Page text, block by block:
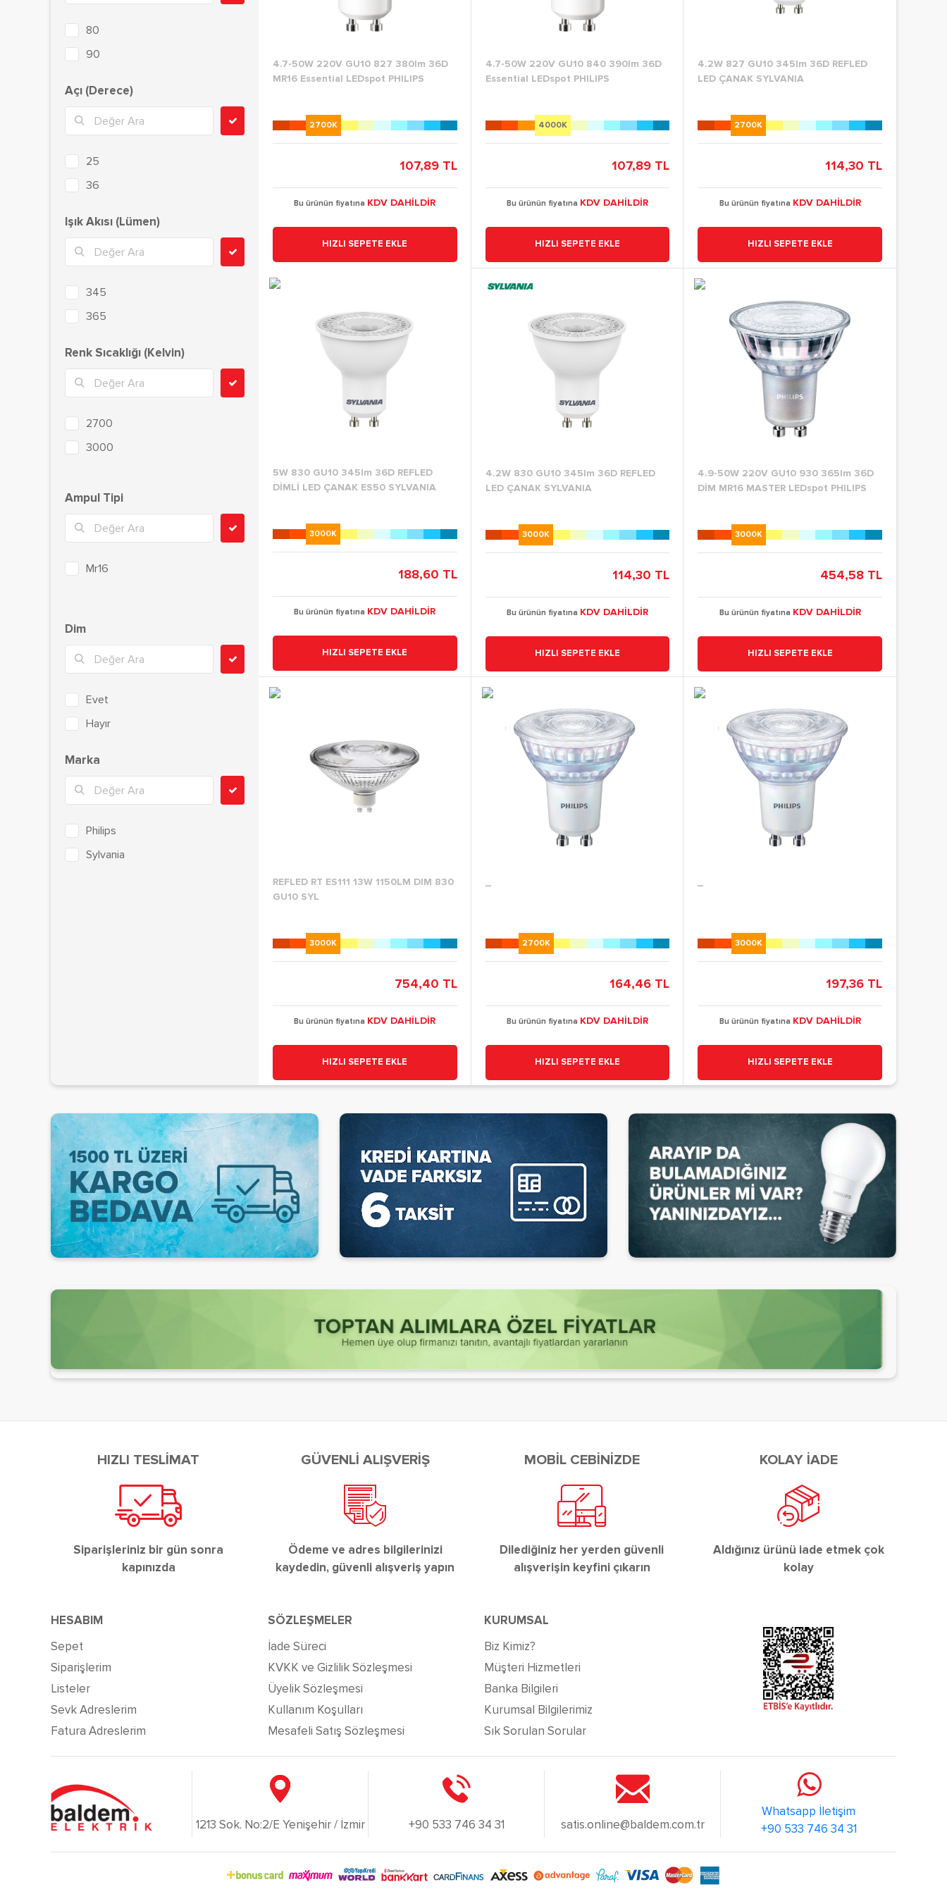
80
90
Açı (Derece)
25
36
Işık Akısı (Lümen)
345
365
1150
Renk Sıcaklığı (Kelvin)
2700
3000
Ampul Tipi
Mr16
Dim
Evet
Hayır
Marka
Philips
Sylvania
4.7-50W 220V GU10 827 380lm 36D
MR16 Essential LEDspot PHILIPS
2700K
107,89 TL
Bu ürünün fiyatına KDV DAHİLDİR
HIZLI SEPETE EKLE
4.7-50W 220V GU10 840 390lm 36D
Essential LEDspot PHILIPS
4000K
107,89 TL
Bu ürünün fiyatına KDV DAHİLDİR
HIZLI SEPETE EKLE
4.2W 827 GU10 345lm 36D REFLED
LED ÇANAK SYLVANIA
2700K
114,30 TL
Bu ürünün fiyatına KDV DAHİLDİR
HIZLI SEPETE EKLE
5W 830 GU10 345lm 36D REFLED
DİMLİ LED ÇANAK ES50 SYLVANIA
3000K
188,60 TL
Bu ürünün fiyatına KDV DAHİLDİR
HIZLI SEPETE EKLE
4.2W 830 GU10 345lm 36D REFLED
LED ÇANAK SYLVANIA
3000K
114,30 TL
Bu ürünün fiyatına KDV DAHİLDİR
HIZLI SEPETE EKLE
4.9-50W 220V GU10 930 365lm 36D
DİM MR16 MASTER LEDspot PHILIPS
3000K
454,58 TL
Bu ürünün fiyatına KDV DAHİLDİR
HIZLI SEPETE EKLE
REFLED RT ES111 13W 1150LM DIM 830
GU10 SYL
3000K
754,40 TL
Bu ürünün fiyatına KDV DAHİLDİR
HIZLI SEPETE EKLE
2700K
164,46 TL
Bu ürünün fiyatına KDV DAHİLDİR
HIZLI SEPETE EKLE
3000K
197,36 TL
Bu ürünün fiyatına KDV DAHİLDİR
HIZLI SEPETE EKLE
HIZLI TESLİMAT
Siparişleriniz bir gün sonra
kapınızda
GÜVENLİ ALIŞVERİŞ
Ödeme ve adres bilgilerinizi
kaydedin, güvenli alışveriş yapın
MOBİL CEBİNİZDE
Dilediğiniz her yerden güvenli
alışverişin keyfini çıkarın
KOLAY İADE
Aldığınız ürünü iade etmek çok
kolay
HESABIM
Sepet
Siparişlerim
Listeler
Sevk Adreslerim
Fatura Adreslerim
SÖZLEŞMELER
İade Süreci
KVKK ve Gizlilik Sözleşmesi
Üyelik Sözleşmesi
Kullanım Koşulları
Mesafeli Satış Sözleşmesi
KURUMSAL
Biz Kimiz?
Müşteri Hizmetleri
Banka Bilgileri
Kurumsal Bilgilerimiz
Sık Sorulan Sorular
1213 Sok. No:2/E Yenişehir / İzmir +90 533 746 34 31 satis.online@baldem.com.tr
Whatsapp İletişim
+90 533 746 34 31